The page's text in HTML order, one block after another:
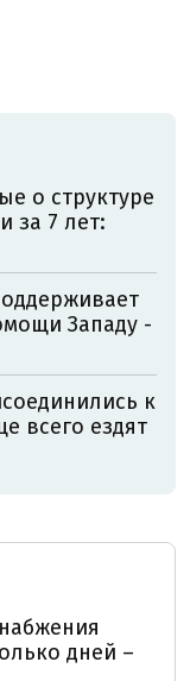
о структуре
за 7 лет:
Западу -
к
всего ездят
дней –